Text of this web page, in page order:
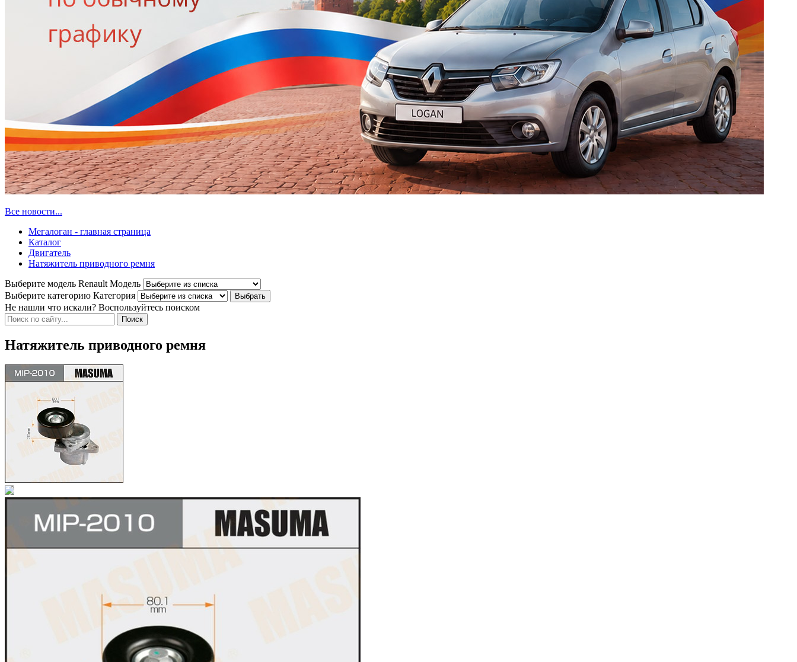
Все новости...
Мегалоган - главная страница
Каталог
Двигатель
Натяжитель приводного ремня
Выберите модель Renault Модель
Выберите категорию Категория
Не нашли что искали? Воспользуйтесь поиском
Натяжитель приводного ремня